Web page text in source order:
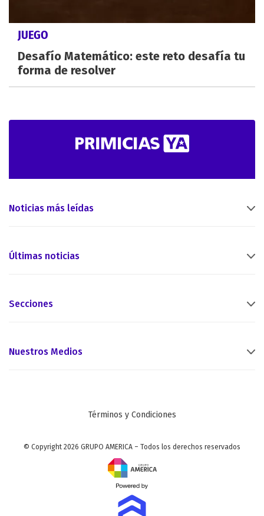
JUEGO
Desafío Matemático: este reto desafía tu
forma de resolver
Noticias más leídas
Últimas noticias
Secciones
Nuestros Medios
Términos y Condiciones
© Copyright 2026 GRUPO AMERICA – Todos los derechos reservados